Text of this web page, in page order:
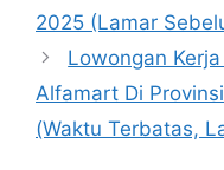
2025 (Lamar
Lowongan
Alfamart Di
(Waktu Terbatas,